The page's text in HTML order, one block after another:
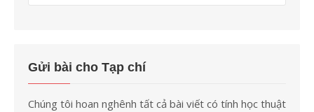
Gửi bài cho Tạp chí
Chúng tôi hoan nghênh tất cả bài viết có tính học thuật